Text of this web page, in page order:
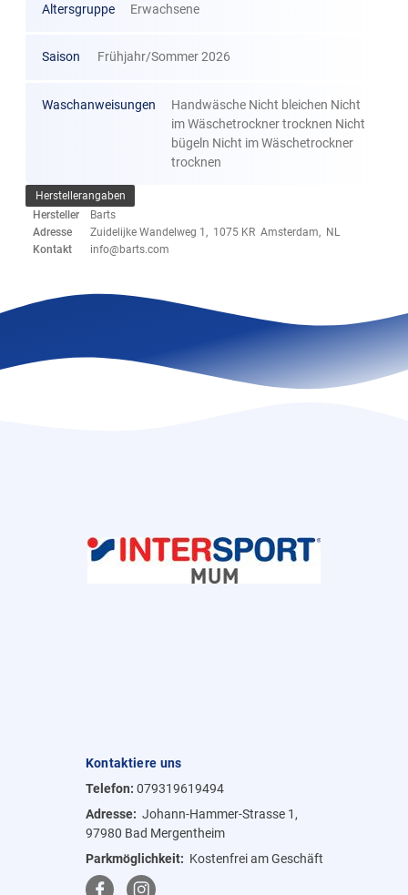
Altersgruppe Erwachsene
Saison Frühjahr/Sommer 2026
Waschanweisungen
Handwäsche Nicht bleichen Nicht
im Wäschetrockner trocknen Nicht
bügeln Nicht im Wäschetrockner
trocknen
Herstellerangaben
Hersteller
Barts
Adresse
Zuidelijke Wandelweg 1, 1075 KR Amsterdam, NL
Kontakt
info@barts.com
Kontaktiere uns
Telefon: 079319619494
Adresse: Johann-Hammer-Strasse 1,
97980 Bad Mergentheim
Parkmöglichkeit: Kostenfrei am Geschäft